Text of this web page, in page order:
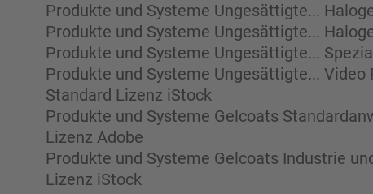
Produkte und Systeme Ungesättigte...
Produkte und Systeme Ungesättigte...
Produkte und Systeme Ungesättigte...
Produkte und Systeme Ungesättigte...
Standard Lizenz iStock
Produkte und Systeme Gelcoats
Lizenz Adobe
Produkte und Systeme Gelcoats Industrie
Lizenz iStock